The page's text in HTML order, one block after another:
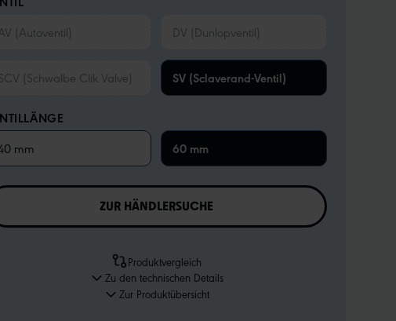
(Autoventil) DV (Dunlopventil)
(Schwalbe Clik Valve) SV (Sclaverand-Ventil)
mm 60 mm
ZUR HÄNDLERSUCHE
Produktvergleich
Zu den technischen Details
Zur Produktübersicht